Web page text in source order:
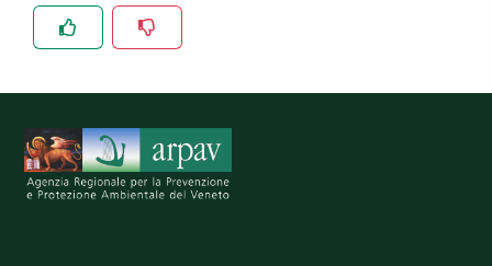
Spiegaci perchè, e aiutaci a migliorare il servizio